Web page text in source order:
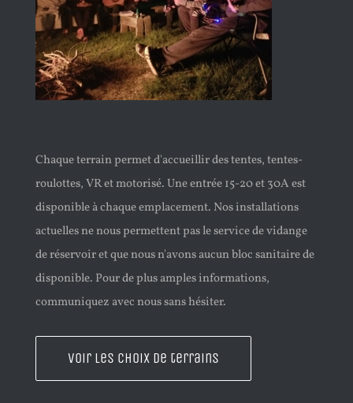
Chaque terrain permet d'accueillir des tentes, tentes-
roulottes, VR et motorisé. Une entrée 15-20 et 30A est
disponible à chaque emplacement. Nos installations
actuelles ne nous permettent pas le service de vidange
de réservoir et que nous n'avons aucun bloc sanitaire de
disponible. Pour de plus amples informations,
communiquez avec nous sans hésiter.
Voir les choix de terrains